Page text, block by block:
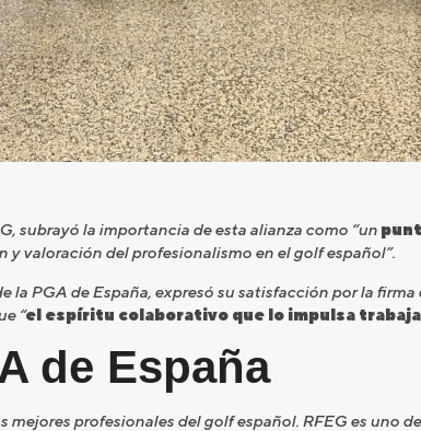
subrayó la importancia de esta alianza como “un
y valoración del profesionalismo en el golf español”.
la PGA de España, expresó su satisfacción por la
“el espíritu colaborativo que lo impulsa
de España
mejores profesionales del golf español. RFEG es uno